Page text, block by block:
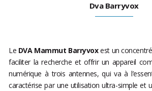
Dva Barryvox
Le DVA Mammut Barryvoxest un
faciliter la recherche et offrir un appareil
numérique à trois antennes, qui va à
caractérise par une utilisation ultra-simple et